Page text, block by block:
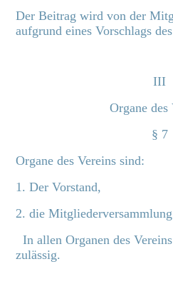
Der Beitrag wird von der
aufgrund eines Vorschlags
III
Organe des
§ 7
Organe des Vereins sind:
1. Der Vorstand,
2. die
In allen Organen des
zulässig.